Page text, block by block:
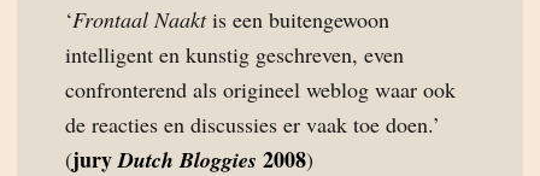
‘Frontaal Naaktis een buitengewoon
intelligent en kunstig geschreven, even
confronterend als origineel weblog waar ook
de reacties en discussies er vaak toe doen.’
(juryDutch Bloggies 2008)